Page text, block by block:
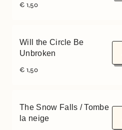
€ 1,50
Will the Circle Be
Unbroken
€ 1,50
The Snow Falls / Tombe
la neige